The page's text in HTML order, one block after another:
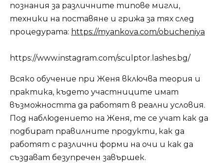
познания за различните типове мигли,
техники на поставяне и грижа за тях след
процедурата: https://myankova.com/obucheniya
https://www.instagram.com/sculptor.lashes.bg/
Всяко обучение при Женя включва теория и
практика, където участниците имат
възможността да работят в реални условия.
Под наблюдението на Женя, те се учат как да
подбират правилните продукти, как да
работят с различни форми на очи и как да
създават безупречен завършек.